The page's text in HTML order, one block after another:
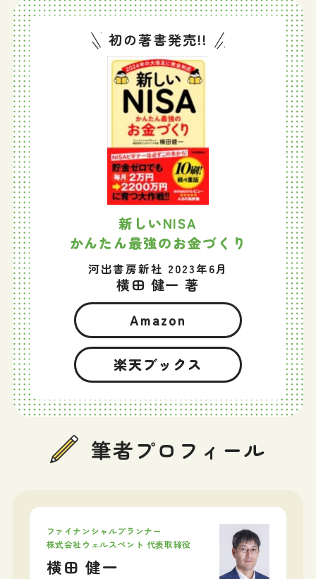
初の著書発売!!
新しいNISA
かんたん最強のお金づくり
河出書房新社 2023年6月
横田 健一 著
Amazon
楽天ブックス
筆者プロフィール
ファイナンシャルプランナー
株式会社ウェルスペント 代表取締役
横田 健一